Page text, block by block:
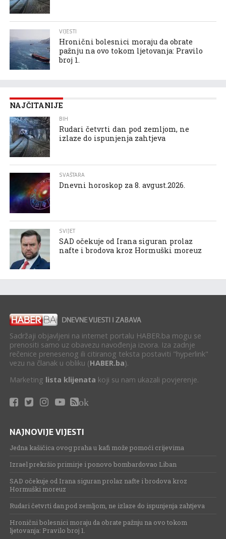
VIJESTI
Hronični bolesnici moraju da obrate
pažnju na ovo tokom ljetovanja: Pravilo
broj 1.
NAJČITANIJE
BIH
Rudari četvrti dan pod zemljom, ne
izlaze do ispunjenja zahtjeva
SVAŠTARA
Dnevni horoskop za 8. avgust.2026.
SVIJET
SAD očekuje od Irana siguran prolaz
nafte i brodova kroz Hormuški moreuz
Sadržaji objavljeni na internet portalu HABER.ba mogu se
prenositi samo uz obavezu navođenja izvora. Iza zadnje
rečenice prenesenog ili citiranog teksta postaviti "hyperlink"
vezu na članak u obliku (HABER.ba).
Marketing lista klijenata koji su nam ukazali povjerenje.
ok
NAJNOVIJE VIJESTI
Jedna kašičica ovog praha u kafi može pomoći crijevima
Izrael prekršio primirje i ponovo bombardovao Liban
SAD očekuje od Irana siguran prolaz nafte i brodova kroz
Hormuški moreuz
Rudari četvrti dan pod zemljom, ne izlaze do ispunjenja zahtjeva
Hronični bolesnici moraju da obrate pažnju na ovo tokom
ljetovanja: Pravilo broj 1.